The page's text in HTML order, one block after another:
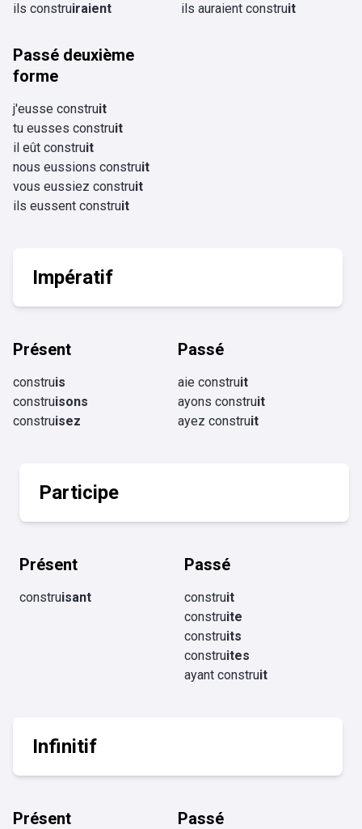
ils construiraient ils auraient construit
Passé deuxième
forme
j'eusse construit
tu eusses construit
il eût construit
nous eussions construit
vous eussiez construit
ils eussent construit
Impératif
Présent
construis
construisons
construisez
Passé
aie construit
ayons construit
ayez construit
Participe
Présent
construisant
Passé
construit
construite
construits
construites
ayant construit
Infinitif
Présent Passé